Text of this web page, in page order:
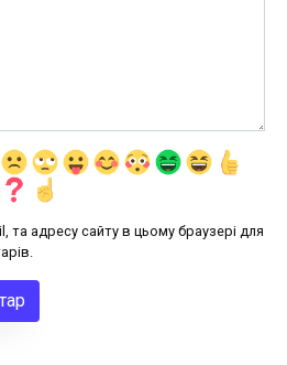
та адресу сайту в цьому браузері для